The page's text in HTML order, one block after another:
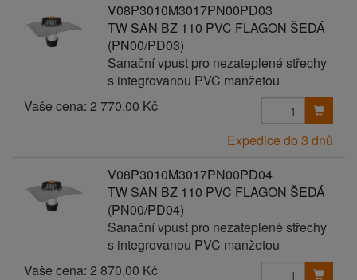
V08P3010M3017PN00PD03
TW SAN BZ 110 PVC FLAGON ŠEDÁ
(PN00/PD03)
Sanační vpust pro nezateplené střechy
s integrovanou PVC manžetou
Vaše cena: 2 770,00 Kč
Expedice do 3 dnů
V08P3010M3017PN00PD04
TW SAN BZ 110 PVC FLAGON ŠEDÁ
(PN00/PD04)
Sanační vpust pro nezateplené střechy
s integrovanou PVC manžetou
Vaše cena: 2 870,00 Kč